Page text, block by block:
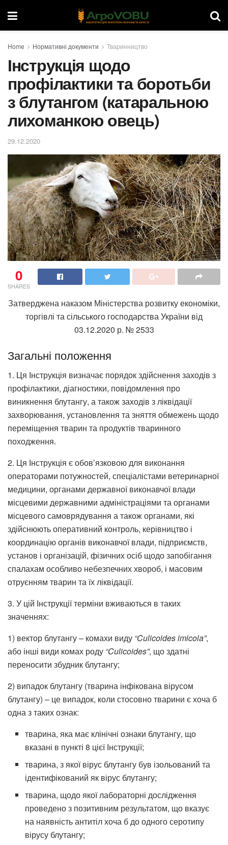
Home Нормативні документи Тваринництво
Інструкція щодо
профілактики та боротьби
з блутангом (катаральною
лихоманкою овець)
29.12.2020
0
SHARES
Затверджена наказом Міністерства розвитку економіки,
торгівлі та сільського господарства України від
03.12.2020 р. № 2533
Загальні положення
1. Ця Інструкція визначає порядок здійснення заходів з
профілактики, діагностики, повідомлення про
виникнення блутангу, а також заходів з ліквідації
захворювання, установлення та зняття обмежень щодо
переміщення тварин та продуктів тваринного
походження.
2. Ця Інструкція є обов’язковою для виконання
операторами потужностей, спеціалістами ветеринарної
медицини, органами державної виконавчої влади
місцевими державними адміністраціями та органами
місцевого самоврядування а також органами, які
здійснюють оперативний контроль, керівництво і
координацію органів виконавчої влади, підприємств,
установ і організацій, фізичних осіб щодо запобігання
спалахам особливо небезпечних хвороб, і масовим
отруєнням тварин та їх ліквідації.
3. У цій Інструкції терміни вживаються в таких
значеннях:
1) вектор блутангу – комахи виду “Culicoides imicola”,
або інші види комах роду “Culicoides”, що здатні
переносити збудник блутангу;
2) випадок блутангу (тварина інфікована вірусом
блутангу) – це випадок, коли стосовно тварини є хоча б
одна з таких ознак:
тварина, яка має клінічні ознаки блутангу, що
вказані в пункті 8 цієї Інструкції;
тварина, з якої вірус блутангу був ізольований та
ідентифікований як вірус блутангу;
тварина, щодо якої лабораторні дослідження
проведено з позитивним результатом, що вказує
на наявність антитіл хоча б до одного серотипу
вірусу блутангу;